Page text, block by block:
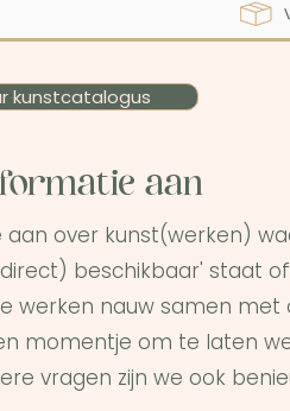
kunstcatalogus
aan
over kunst(werken)
beschikbaar' staat
werken nauw samen met
momentje om te laten
vragen zijn we ook